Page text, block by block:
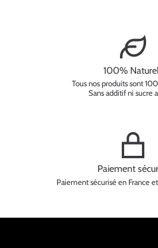
100%
Tous nos produits sont
Sans additif ni sucre
Paiement
Paiement sécurisé en France